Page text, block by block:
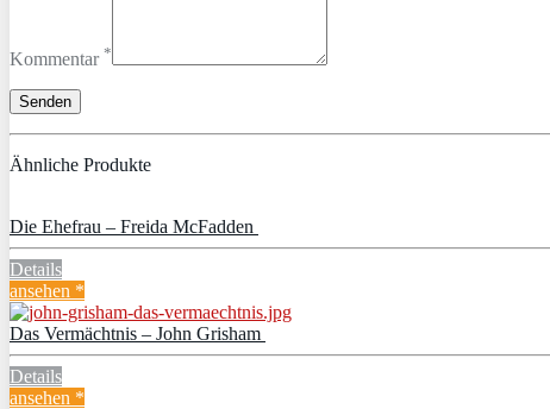
Kommentar *
Ähnliche Produkte
Die Ehefrau – Freida McFadden
Details
ansehen *
Das Vermächtnis – John Grisham
Details
ansehen *